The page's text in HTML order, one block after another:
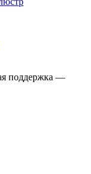
поддержка —